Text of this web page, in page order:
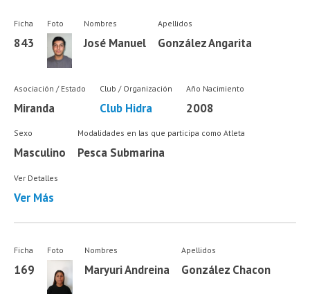
Ficha
843
Foto Nombres
José Manuel
Apellidos
González Angarita
Asociación / Estado
Miranda
Club / Organización
Club Hidra
Año Nacimiento
2008
Sexo
Masculino
Modalidades en las que participa como Atleta
Pesca Submarina
Ver Detalles
Ver Más
Ficha
169
Foto Nombres
Maryuri Andreina
Apellidos
González Chacon